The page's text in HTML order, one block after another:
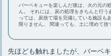
バーベキューを楽しんだ後は、火の元の
ん。 それには、炭の処理をきちんと行う必要があります。 バーべキュー場によ
っては、炭捨て場を完備している施設も
限りません。 間違っても、土に埋めて捨ててしまうようなことのないようにし
先ほども触れましたが、バーベ